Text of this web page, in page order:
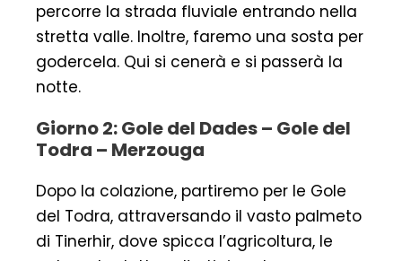
percorre la strada fluviale entrando nella
stretta valle. Inoltre, faremo una sosta per
godercela. Qui si cenerà e si passerà la
notte.
Giorno 2: Gole del Dades – Gole del
Todra – Merzouga
Dopo la colazione, partiremo per le Gole
del Todra, attraversando il vasto palmeto
di Tinerhir, dove spicca l’agricoltura, le